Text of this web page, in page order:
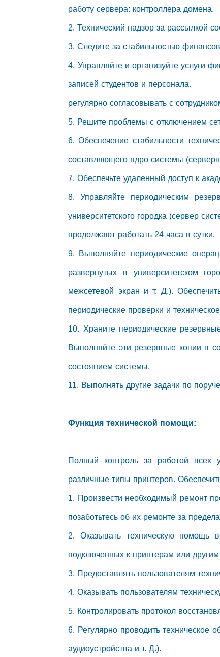
работу сервера: контроллера домена.
2. Технический надзор за рассылкой
3. Следите за стабильностью
4. Управляйте и организуйте услуги
записей студентов и персонала.
регулярно согласовывать с
5. Решите проблемы с отключением
6. Обеспечение стабильности
составляющего ядро ​​системы
7. Обеспечьте удаленный доступ к
8. Управляйте периодическим
университетского городка (сервер
продолжают работать 24 часа в сутки.
9. Выполняйте периодические
развернутых в университетском
межсетевой экран и т. Д.).
периодические проверки и
10. Храните периодические
Выполняйте эти резервные копии в
состоянием системы.
11. Выполнять другие задачи по
Функция технической помощи:
Полный контроль за работой всех
различные типы принтеров.
1. Произвести необходимый ремонт
позаботьтесь об их ремонте за
2. Оказывать техническую помощь
подключенных к принтерам или
3. Предоставлять пользователям
4. Оказывать пользователям
5. Контролировать протокол
6. Регулярно проводить техническое
аудиоустройства и т. Д.).